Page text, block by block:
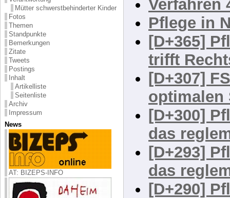
Mütter schwerstbehinderter Kinder
Fotos
Themen
Standpunkte
Bemerkungen
Zitate
Tweets
Postings
Inhalt
Artikelliste
Seitenliste
Archiv
Impressum
News
AT: BIZEPS-INFO
NÖ ADG
Verfahren
Pflege in
[D+365]
trifft
[D+307]
optimalen
[D+300]
das
[D+293]
das